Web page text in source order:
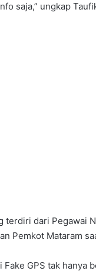
saja,” ungkap
terdiri dari Pegawai
Pemkot Mataram
GPS tak hanya